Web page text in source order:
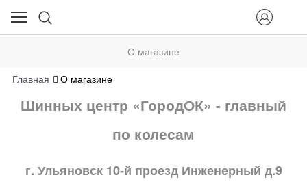
О магазине
Главная О магазине
Шинных центр «ГородОК» - главный
по колесам
г. Ульяновск 10-й проезд Инженерный д.9